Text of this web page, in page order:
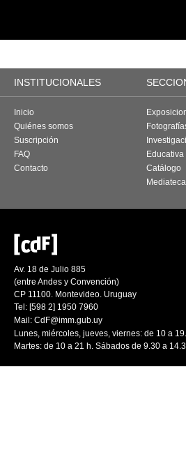
INSTITUCIONALES
Inicio
Quiénes somos
Suscripción
FAQ
Contacto
Educativa
Catálogo
Mediateca
Av. 18 de Julio 885
(entre Andes y Convención)
CP 11100. Montevideo. Uruguay
Tel: [598 2] 1950 7960
Mail: CdF@imm.gub.uy
Lunes, miércoles, jueves, viernes: de 10 a
Martes: de 10 a 21 h. Sábados de 9.30 a